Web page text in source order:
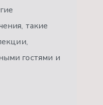
такие
гостями и